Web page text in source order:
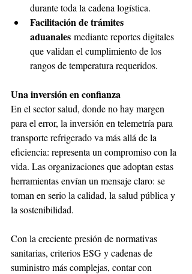
durante toda la cadena logística.
Facilitación de trámites
aduanales mediante reportes digitales
que validan el cumplimiento de los
rangos de temperatura requeridos.
Una inversión en confianza
En el sector salud, donde no hay margen
para el error, la inversión en telemetría para
transporte refrigerado va más allá de la
eficiencia: representa un compromiso con la
vida. Las organizaciones que adoptan estas
herramientas envían un mensaje claro: se
toman en serio la calidad, la salud pública y
la sostenibilidad.
Con la creciente presión de normativas
sanitarias, criterios ESG y cadenas de
suministro más complejas, contar con